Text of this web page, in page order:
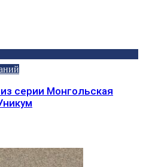
серии Монгольская